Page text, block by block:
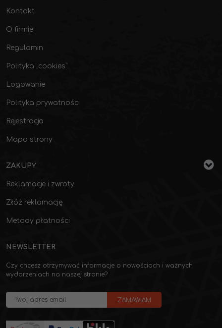
Kontakt
O firmie
Regulamin
Polityka „cookies”
Logowanie
Polityka prywatności
Rejestracja
Mapa strony
ZAKUPY
Reklamacje i zwroty
Złóż reklamację
Metody płatności
NEWSLETTER
Czy chcesz otrzymywać informacje o nowościach i ważnych
wydarzeniach na naszej stronie?